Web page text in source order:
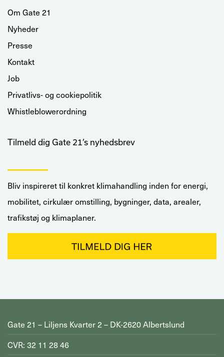
Om Gate 21
Nyheder
Presse
Kontakt
Job
Privatlivs- og cookiepolitik
Whistleblowerordning
Tilmeld dig Gate 21’s nyhedsbrev
Bliv inspireret til konkret klimahandling inden for energi,
mobilitet, cirkulær omstilling, bygninger, data, arealer,
trafikstøj og klimaplaner.
Gate 21 – Liljens Kvarter 2 – DK-2620 Albertslund
CVR: 32 11 28 46